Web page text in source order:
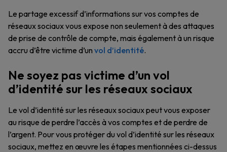
Le partage excessif d’informations sur vos comptes de
réseaux sociaux vous expose non seulement à des attaques
de prise de contrôle de compte, mais également à un risque
accru d’être victime d’un vol d’identité.
Ne soyez pas victime d’un vol
d’identité sur les réseaux sociaux
Le vol d’identité sur les réseaux sociaux peut vous exposer
au risque de perdre l’accès à vos comptes et de perdre de
l’argent. Pour vous protéger du vol d’identité sur les réseaux
sociaux, mettez en œuvre les étapes mentionnées ci-dessus